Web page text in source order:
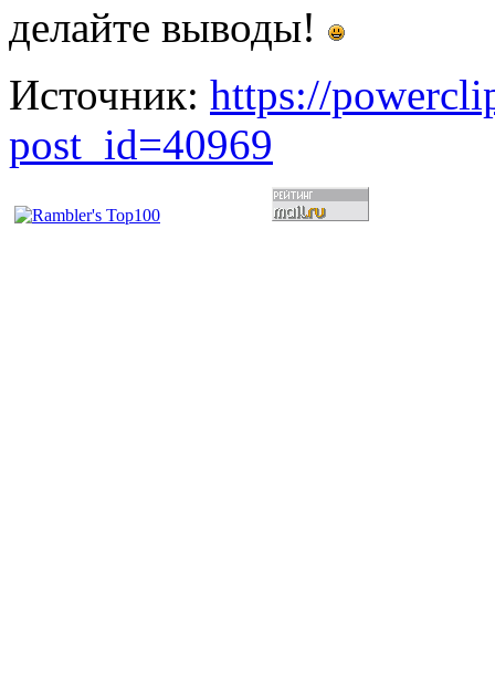
делайте выводы!
Источник: https://
post_id=40969